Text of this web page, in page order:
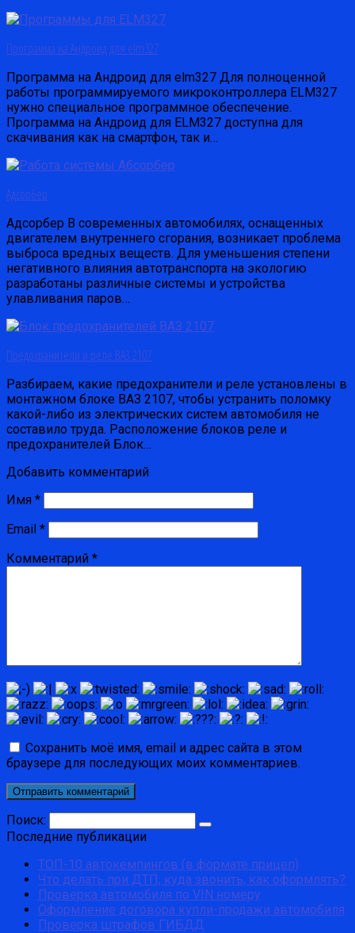
Программа на Андроид для elm327
Программа на Андроид для elm327 Для полноценной
работы программируемого микроконтроллера ELM327
нужно специальное программное обеспечение.
Программа на Андроид для ELM327 доступна для
скачивания как на смартфон, так и…
Адсорбер
Адсорбер В современных автомобилях, оснащенных
двигателем внутреннего сгорания, возникает проблема
выброса вредных веществ. Для уменьшения степени
негативного влияния автотранспорта на экологию
разработаны различные системы и устройства
улавливания паров…
Предохранители и реле ВАЗ 2107
Разбираем, какие предохранители и реле установлены в
монтажном блоке ВАЗ 2107, чтобы устранить поломку
какой-либо из электрических систем автомобиля не
составило труда. Расположение блоков реле и
предохранителей Блок…
Добавить комментарий
Имя *
Email *
Комментарий *
Сохранить моё имя, email и адрес сайта в этом
браузере для последующих моих комментариев.
Поиск:
Последние публикации
ТОП-10 автокемпингов (в формате прицеп)
Что делать при ДТП, куда звонить, как оформлять?
Проверка автомобиля по VIN номеру
Оформление договора купли-продажи автомобиля
Проверка штрафов ГИБДД